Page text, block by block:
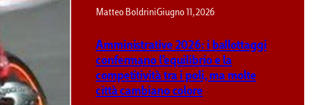
Matteo BoldriniGiugno 11, 2026
Amministrative 2026: i ballottaggi
confermano l’equilibrio e la
competitività tra i poli, ma molte
città cambiano colore